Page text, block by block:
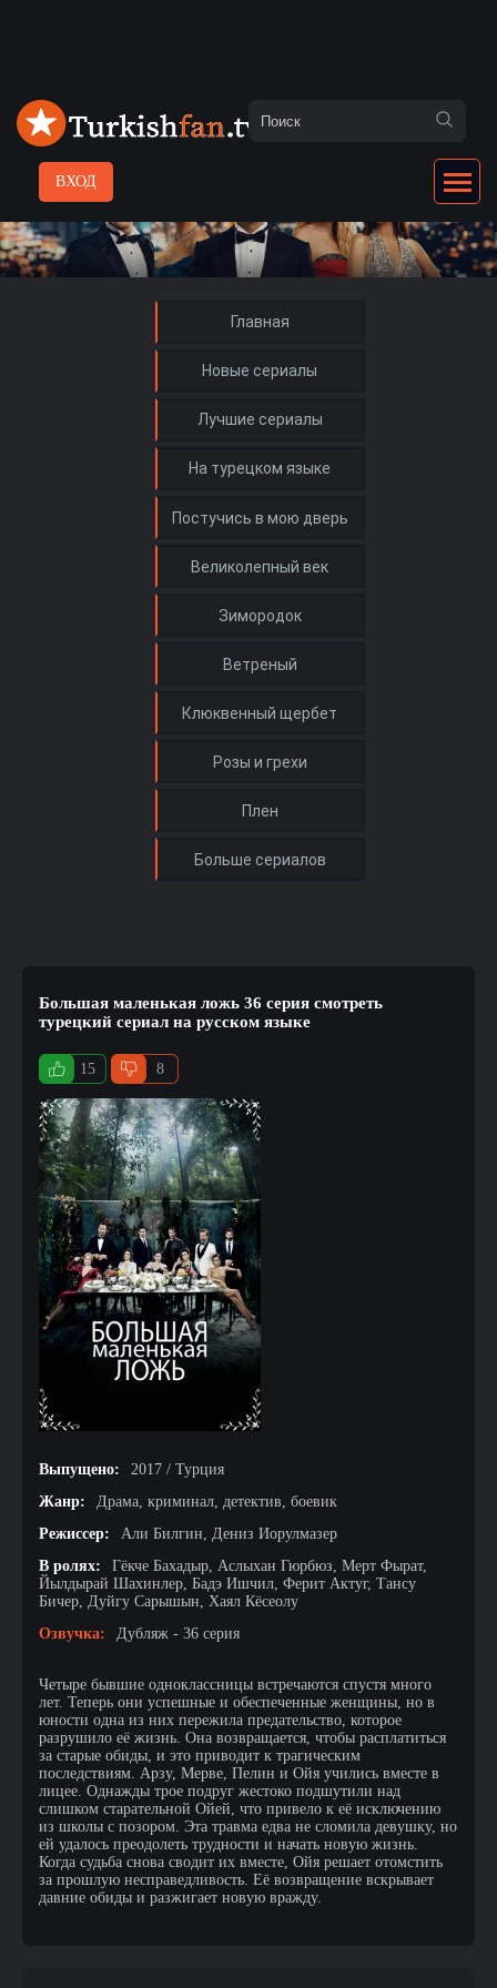
ВХОД
Главная
Новые сериалы
Лучшие сериалы
На турецком языке
Большая маленькая ложь 36 серия смотреть
турецкий сериал на русском языке
15 8
Выпущено:
2017 / Турция
Жанр:
Драма, криминал, детектив, боевик
Режиссер:
Али Билгин, Дениз Иорулмазер
В ролях:
Гёкче Бахадыр, Аслыхан Гюрбюз, Мерт Фырат,
Йылдырай Шахинлер, Бадэ Ишчил, Ферит Актуг, Тансу
Бичер, Дуйгу Сарышын, Хаял Кёсеолу
Озвучка:
Дубляж - 36 серия
Четыре бывшие одноклассницы встречаются спустя много
лет. Теперь они успешные и обеспеченные женщины, но в
юности одна из них пережила предательство, которое
разрушило её жизнь. Она возвращается, чтобы расплатиться
за старые обиды, и это приводит к трагическим
последствиям. Арзу, Мерве, Пелин и Ойя учились вместе в
лицее. Однажды трое подруг жестоко подшутили над
слишком старательной Ойей, что привело к её исключению
из школы с позором. Эта травма едва не сломила девушку, но
ей удалось преодолеть трудности и начать новую жизнь.
Когда судьба снова сводит их вместе, Ойя решает отомстить
за прошлую несправедливость. Её возвращение вскрывает
давние обиды и разжигает новую вражду.